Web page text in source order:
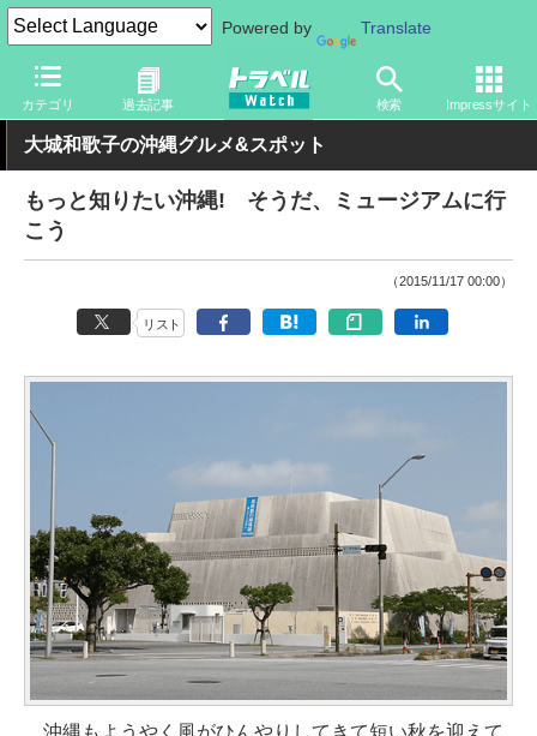
Powered by Translate
カテゴリ 過去記事 検索 Impressサイト
トラベル Watch 地域 国内旅行 沖縄
大城和歌子の沖縄グルメ&スポット
もっと知りたい沖縄! そうだ、ミュージアムに行
こう
（2015/11/17 00:00）
リスト